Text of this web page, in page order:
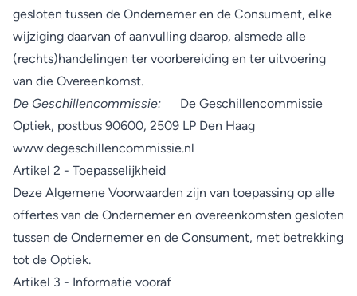
gesloten tussen de Ondernemer en de Consument, elke
wijziging daarvan of aanvulling daarop, alsmede alle
(rechts)handelingen ter voorbereiding en ter uitvoering
van die Overeenkomst.
De Geschillencommissie: De Geschillencommissie
Optiek, postbus 90600, 2509 LP Den Haag
www.degeschillencommissie.nl
Artikel 2 - Toepasselijkheid
Deze Algemene Voorwaarden zijn van toepassing op alle
offertes van de Ondernemer en overeenkomsten gesloten
tussen de Ondernemer en de Consument, met betrekking
tot de Optiek.
Artikel 3 - Informatie vooraf